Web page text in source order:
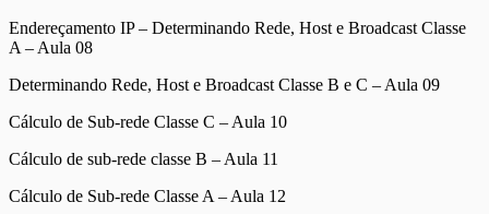
Endereçamento IP – Determinando Rede, Host e Broadcast Classe
A – Aula 08
Determinando Rede, Host e Broadcast Classe B e C – Aula 09
Cálculo de Sub-rede Classe C – Aula 10
Cálculo de sub-rede classe B – Aula 11
Cálculo de Sub-rede Classe A – Aula 12